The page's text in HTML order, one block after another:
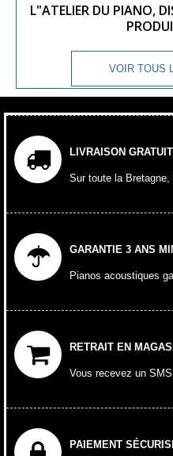
L"ATELIER DU PIANO,
VOIR TOUS
LIVRAISON
Sur toute la
GARANTIE 3 ANS
Pianos acoustiques
RETRAIT EN
Vous recevez un
PAIEMENT